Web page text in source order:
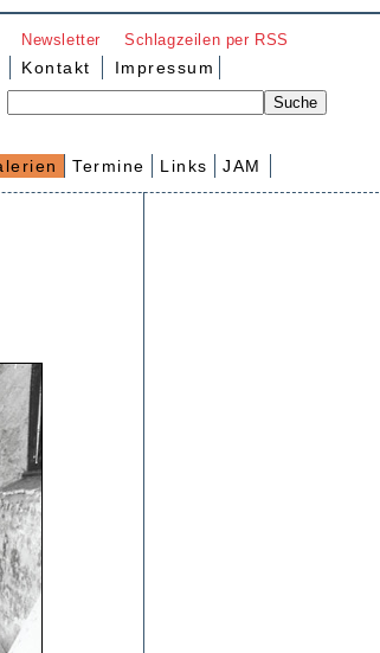
Newsletter Schlagzeilen per RSS
Kontakt Impressum
Termine Links JAM